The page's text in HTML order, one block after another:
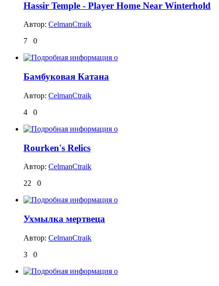
Hassir Temple - Player Home Near Winterhold
Автор: CelmanCtraik
7
0
Бамбуковая Катана
Автор: CelmanCtraik
4
0
Rourken's Relics
Автор: CelmanCtraik
22
0
Ухмылка мертвеца
Автор: CelmanCtraik
3
0